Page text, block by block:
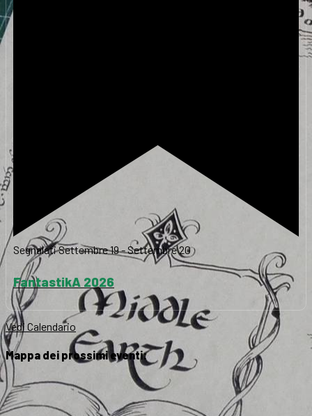
SegnalatiSettembre 19-Settembre 20
FantastikA 2026
Vedi Calendario
Mappa dei prossimi eventi: